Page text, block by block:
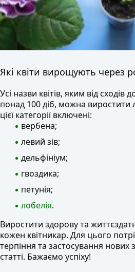
Які квіти вирощують через
Усі назви квітів, яким від сходів
понад 100 діб, можна виростити
цієї категорії включені:
вербена;
левий зів;
дельфініум;
гвоздика;
петунія;
лобелія.
Виростити здорову та
кожен квітникар. Для цього
терпіння та застосування нових
статті. Бажаємо успіху!